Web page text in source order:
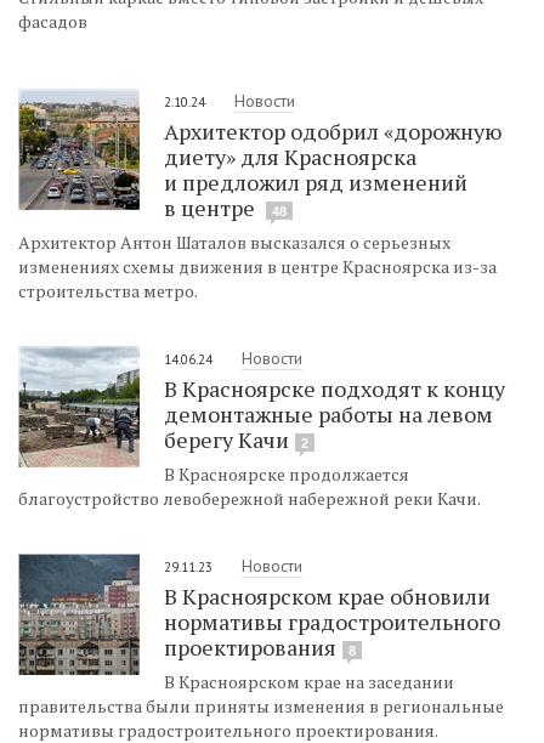
фасадов
2.10.24 Новости
Архитектор одобрил «дорожную
диету» для Красноярска
и предложил ряд изменений
в центре
48
Архитектор Антон Шаталов высказался о серьезных
изменениях схемы движения в центре Красноярска из-за
строительства метро.
14.06.24 Новости
В Красноярске подходят к концу
демонтажные работы на левом
берегу Качи
2
В Красноярске продолжается
благоустройство левобережной набережной реки Качи.
29.11.23 Новости
В Красноярском крае обновили
нормативы градостроительного
проектирования
8
В Красноярском крае на заседании
правительства были приняты изменения в региональные
нормативы градостроительного проектирования.